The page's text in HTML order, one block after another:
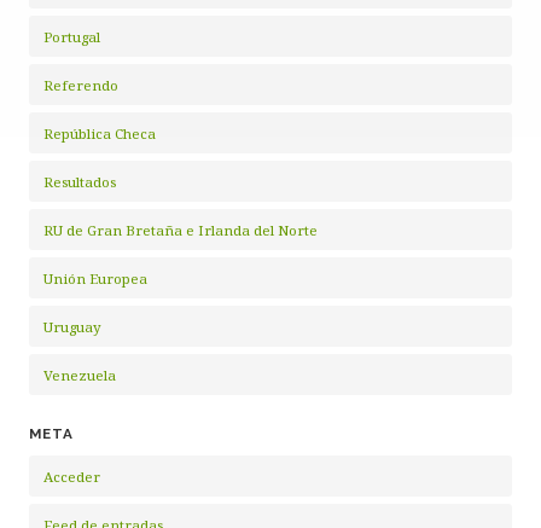
Portugal
Referendo
República Checa
Resultados
RU de Gran Bretaña e Irlanda del Norte
Unión Europea
Uruguay
Venezuela
META
Acceder